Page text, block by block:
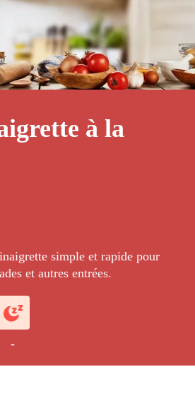
à la
simple et rapide pour
et autres entrées.
-